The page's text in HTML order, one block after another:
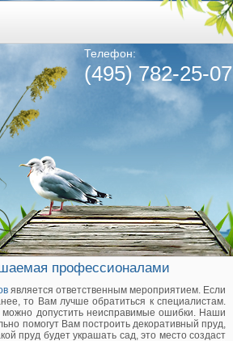
Телефон:
(495) 782-25-07
профессионалами
является ответственным мероприятием. Если
то Вам лучше обратиться к специалистам.
можно допустить неисправимые ошибки. Наши
помогут Вам построить декоративный пруд,
пруд будет украшать сад, это место создаст